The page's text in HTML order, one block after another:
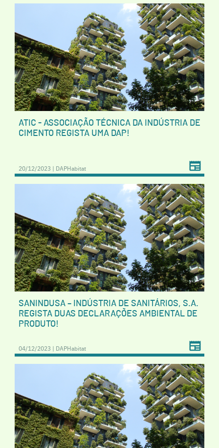
ATIC - ASSOCIAÇÃO TÉCNICA DA INDÚSTRIA DE
CIMENTO REGISTA UMA DAP!
20/12/2023 | DAPHabitat
SANINDUSA – INDÚSTRIA DE SANITÁRIOS, S.A.
REGISTA DUAS DECLARAÇÕES AMBIENTAL DE
PRODUTO!
04/12/2023 | DAPHabitat